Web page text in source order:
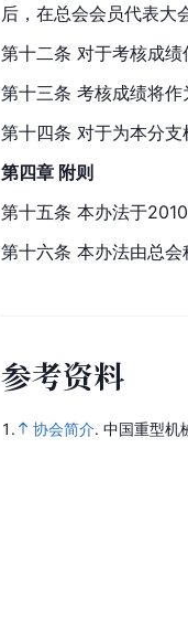
后，在总会会员代表大
第十二条 对于考核成
第十三条 考核成绩将
第十四条 对于为本分
第四章 附则
第十五条 本办法于
第十六条 本办法由总
参考资料
1. 协会简介. 中国重型机